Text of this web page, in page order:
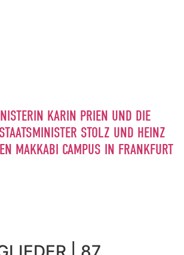
KARIN PRIEN UND DIE
STOLZ UND HEINZ
MAKKABI CAMPUS IN FRANKFURT